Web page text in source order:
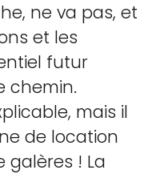
ne va pas, et
et les
futur
chemin.
mais il
de location
galères ! La